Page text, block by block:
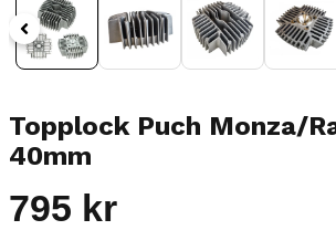
Topplock Puch Monza/
40mm
795 kr